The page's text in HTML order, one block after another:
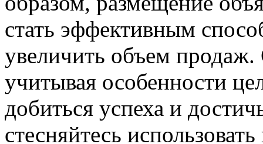
стать эффективным
увеличить объем
учитывая особенности
добиться успеха и
стесняйтесь